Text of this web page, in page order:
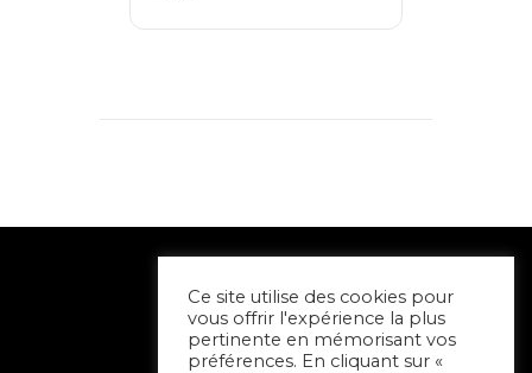
Ce site utilise des cookies pour
vous offrir l'expérience la plus
pertinente en mémorisant vos
préférences. En cliquant sur «